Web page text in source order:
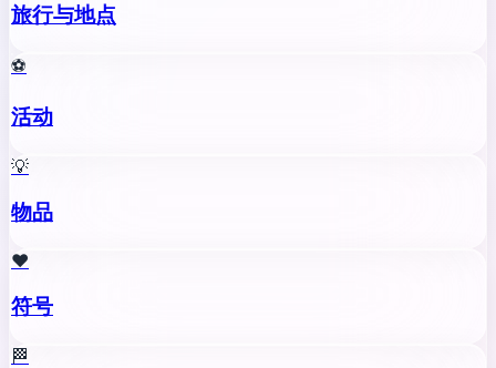
旅行与地点
⚽
活动
💡
物品
❤️
符号
🏁